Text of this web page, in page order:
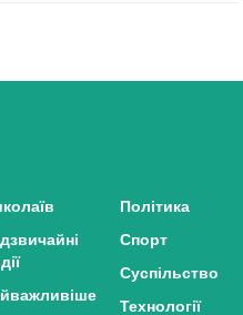
Політика
Спорт
Суспільство
Технології